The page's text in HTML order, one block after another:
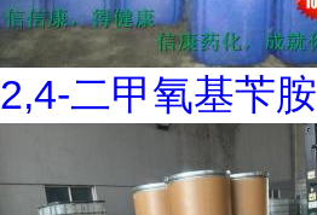
2,4-二甲氧基苄胺